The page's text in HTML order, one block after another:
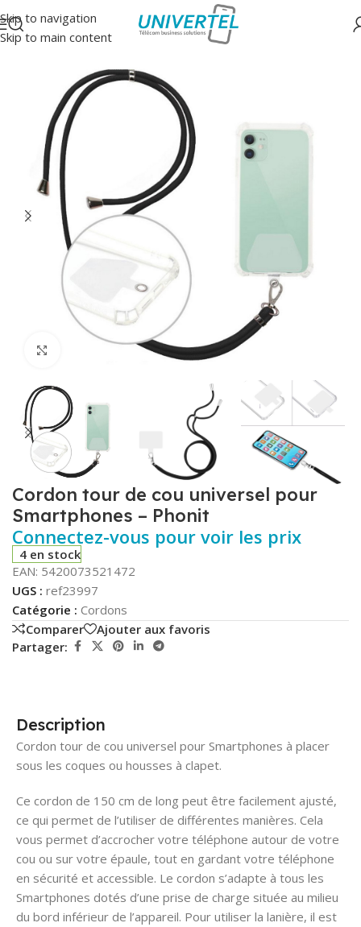
Skip to navigation
Skip to main content
Accueil/Accessoires
Click to enlarge
Cordon tour de cou universel pour
Smartphones – Phonit
Connectez-vous pour voir les prix
4 en stock
EAN: 5420073521472
UGS : ref23997
Catégorie : Cordons
Comparer
Ajouter aux favoris
Partager:
Description
Cordon tour de cou universel pour Smartphones à placer
sous les coques ou housses à clapet.
Ce cordon de 150 cm de long peut être facilement ajusté,
ce qui permet de l’utiliser de différentes manières. Cela
vous permet d’accrocher votre téléphone autour de votre
cou ou sur votre épaule, tout en gardant votre téléphone
en sécurité et accessible. Le cordon s’adapte à tous les
Smartphones dotés d’une prise de charge située au milieu
du bord inférieur de l’appareil. Pour utiliser la lanière, il est